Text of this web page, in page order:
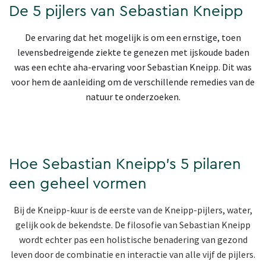
De 5 pijlers van Sebastian Kneipp
De ervaring dat het mogelijk is om een ernstige, toen
levensbedreigende ziekte te genezen met ijskoude baden
was een echte aha-ervaring voor Sebastian Kneipp. Dit was
voor hem de aanleiding om de verschillende remedies van de
natuur te onderzoeken.
Hoe Sebastian Kneipp's 5 pilaren
een geheel vormen
Bij de Kneipp-kuur is de eerste van de Kneipp-pijlers, water,
gelijk ook de bekendste. De filosofie van Sebastian Kneipp
wordt echter pas een holistische benadering van gezond
leven door de combinatie en interactie van alle vijf de pijlers.